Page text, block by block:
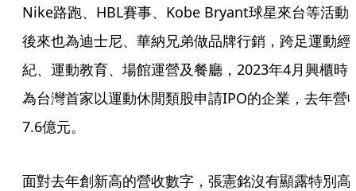
Nike路跑、HBL賽事、Kobe Bryant球星來台等活動
後來也為迪士尼、華納兄弟做品牌行銷，跨足運動經
紀、運動教育、場館運營及餐廳，2023年4月興櫃時
為台灣首家以運動休閒類股申請IPO的企業，去年營
7.6億元。
面對去年創新高的營收數字，張憲銘沒有顯露特別高